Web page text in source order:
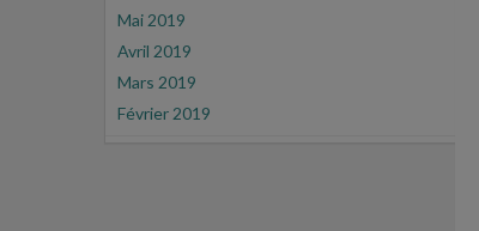
Mai 2019
Avril 2019
Mars 2019
Février 2019